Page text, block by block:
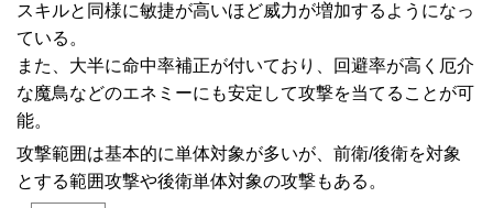
スキルと同様に敏捷が高いほど威力が増加するようになっ
ている。
また、大半に命中率補正が付いており、回避率が高く厄介
な魔鳥などのエネミーにも安定して攻撃を当てることが可
能。
攻撃範囲は基本的に単体対象が多いが、前衛/後衛を対象
とする範囲攻撃や後衛単体対象の攻撃もある。